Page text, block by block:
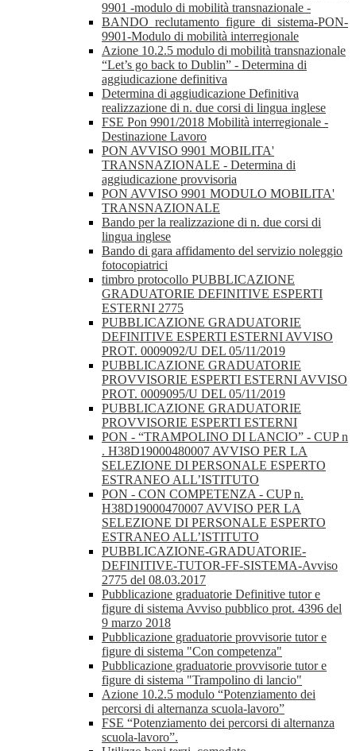
9901 -modulo di mobilità transnazionale -
BANDO_reclutamento_figure_di_sistema-PON-
9901-Modulo di mobilità interregionale
Azione 10.2.5 modulo di mobilità transnazionale
“Let’s go back to Dublin” - Determina di
aggiudicazione definitiva
Determina di aggiudicazione Definitiva
realizzazione di n. due corsi di lingua inglese
FSE Pon 9901/2018 Mobilità interregionale -
Destinazione Lavoro
PON AVVISO 9901 MOBILITA'
TRANSNAZIONALE - Determina di
aggiudicazione provvisoria
PON AVVISO 9901 MODULO MOBILITA'
TRANSNAZIONALE
Bando per la realizzazione di n. due corsi di
lingua inglese
Bando di gara affidamento del servizio noleggio
fotocopiatrici
timbro protocollo PUBBLICAZIONE
GRADUATORIE DEFINITIVE ESPERTI
ESTERNI 2775
PUBBLICAZIONE GRADUATORIE
DEFINITIVE ESPERTI ESTERNI AVVISO
PROT. 0009092/U DEL 05/11/2019
PUBBLICAZIONE GRADUATORIE
PROVVISORIE ESPERTI ESTERNI AVVISO
PROT. 0009095/U DEL 05/11/2019
PUBBLICAZIONE GRADUATORIE
PROVVISORIE ESPERTI ESTERNI
PON - “TRAMPOLINO DI LANCIO” - CUP n
. H38D19000480007 AVVISO PER LA
SELEZIONE DI PERSONALE ESPERTO
ESTRANEO ALL’ISTITUTO
PON - CON COMPETENZA - CUP n.
H38D19000470007 AVVISO PER LA
SELEZIONE DI PERSONALE ESPERTO
ESTRANEO ALL’ISTITUTO
PUBBLICAZIONE-GRADUATORIE-
DEFINITIVE-TUTOR-FF-SISTEMA-Avviso
2775 del 08.03.2017
Pubblicazione graduatorie Definitive tutor e
figure di sistema Avviso pubblico prot. 4396 del
9 marzo 2018
Pubblicazione graduatorie provvisorie tutor e
figure di sistema "Con competenza"
Pubblicazione graduatorie provvisorie tutor e
figure di sistema "Trampolino di lancio"
Azione 10.2.5 modulo “Potenziamento dei
percorsi di alternanza scuola-lavoro”
FSE “Potenziamento dei percorsi di alternanza
scuola-lavoro”.